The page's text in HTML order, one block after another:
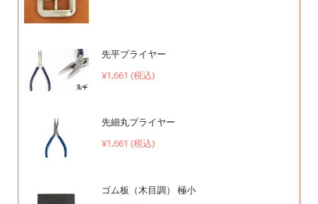
先平プライヤー
¥1,661 (税込)
先細丸プライヤー
¥1,661 (税込)
ゴム板（木目調） 極小